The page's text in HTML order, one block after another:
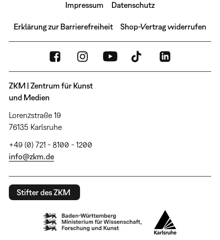
Impressum Datenschutz
Erklärung zur Barrierefreiheit Shop-Vertrag widerrufen
ZKM | Zentrum für Kunst
und Medien
Lorenzstraße 19
76135 Karlsruhe
+49 (0) 721 - 8100 - 1200
info@zkm.de
Stifter des ZKM